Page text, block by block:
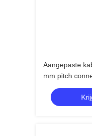
Aangepaste
mm pitch
lengte
elektronische